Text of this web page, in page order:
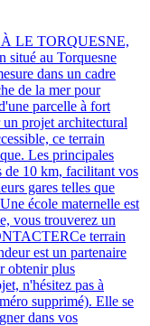
LE TORQUESNE,
au Torquesne
dans un cadre
de la mer pour
parcelle à fort
projet architectural
ce terrain
Les principales
de 10 km, facilitant vos
gares telles que
école maternelle est
vous trouverez un
terrain
est un partenaire
obtenir plus
n'hésitez pas à
supprimé). Elle se
dans vos